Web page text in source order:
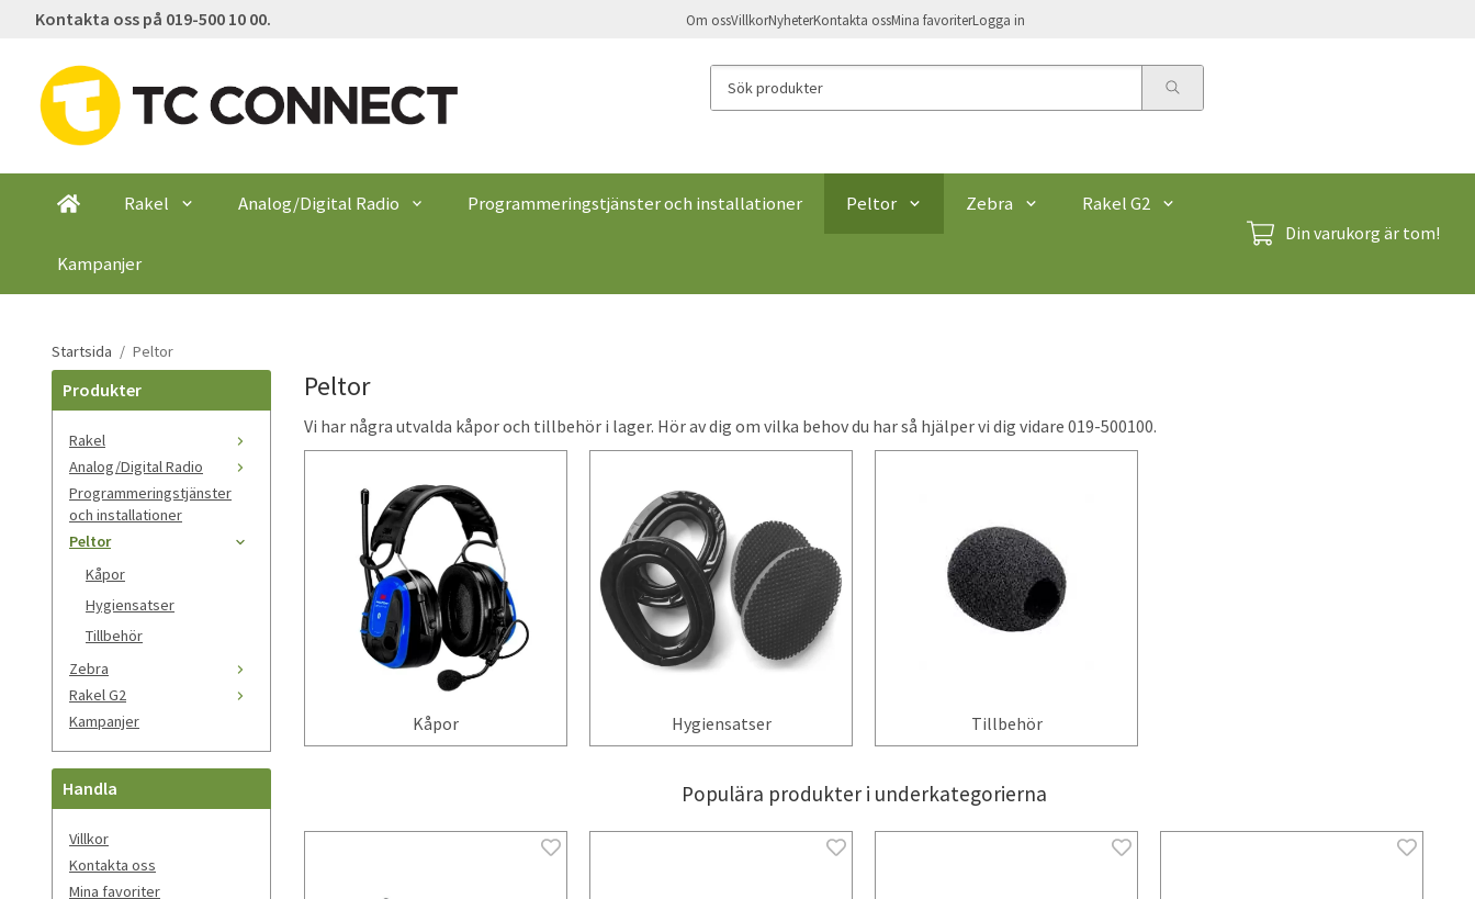
Kontakta oss på 019-500 10 00. Om ossVillkorNyheterKontakta ossMina favoriterLogga in
Rakel Analog/Digital Radio Programmeringstjänster och installationer Peltor Zebra Rakel G2
Kampanjer
Din varukorg är tom!
Startsida / Peltor
Produkter
Rakel
Analog/Digital Radio
Programmeringstjänster
och installationer
Peltor
Kåpor
Hygiensatser
Tillbehör
Zebra
Rakel G2
Kampanjer
Handla
Villkor
Kontakta oss
Mina favoriter
Peltor
Vi har några utvalda kåpor och tillbehör i lager. Hör av dig om vilka behov du har så hjälper vi dig vidare 019-500100.
Kåpor Hygiensatser Tillbehör
Populära produkter i underkategorierna